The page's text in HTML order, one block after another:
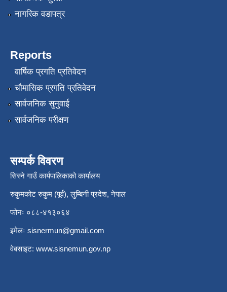
नागरिक वडापत्र
Reports
वार्षिक प्रगति प्रतिवेदन
चौमासिक प्रगति प्रतिवेदन
सार्वजनिक सुनुवाई
सार्वजनिक परीक्षण
सम्पर्क विवरण
सिस्ने गाउँ कार्यपालिकाको कार्यालय
रुकुमकोट रुकुम (पूर्व), लुम्बिनी प्रदेश, नेपाल
फोनः ०८८-४१३०६४
इमेलः sisnermun@gmail.com
वेबसाइट: www.sisnemun.gov.np